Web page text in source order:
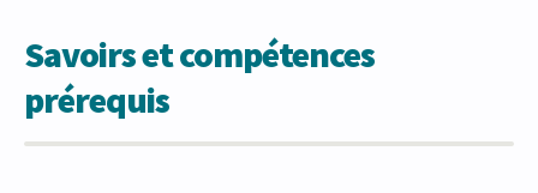
Savoirs et compétences
prérequis